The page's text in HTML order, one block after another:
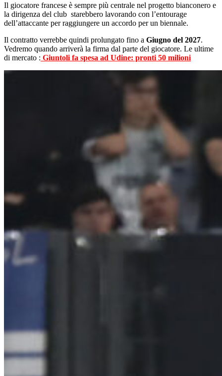
Il giocatore francese è sempre più centrale nel progetto bianconero e
la dirigenza del club starebbero lavorando con l’entourage
dell’attaccante per raggiungere un accordo per un biennale.
Il contratto verrebbe quindi prolungato fino a Giugno del 2027.
Vedremo quando arriverà la firma dal parte del giocatore. Le ultime
di mercato : Giuntoli fa spesa ad Udine: pronti 50 milioni